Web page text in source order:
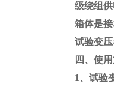
级绕组
箱体是
试验变
四、使用
1、试验